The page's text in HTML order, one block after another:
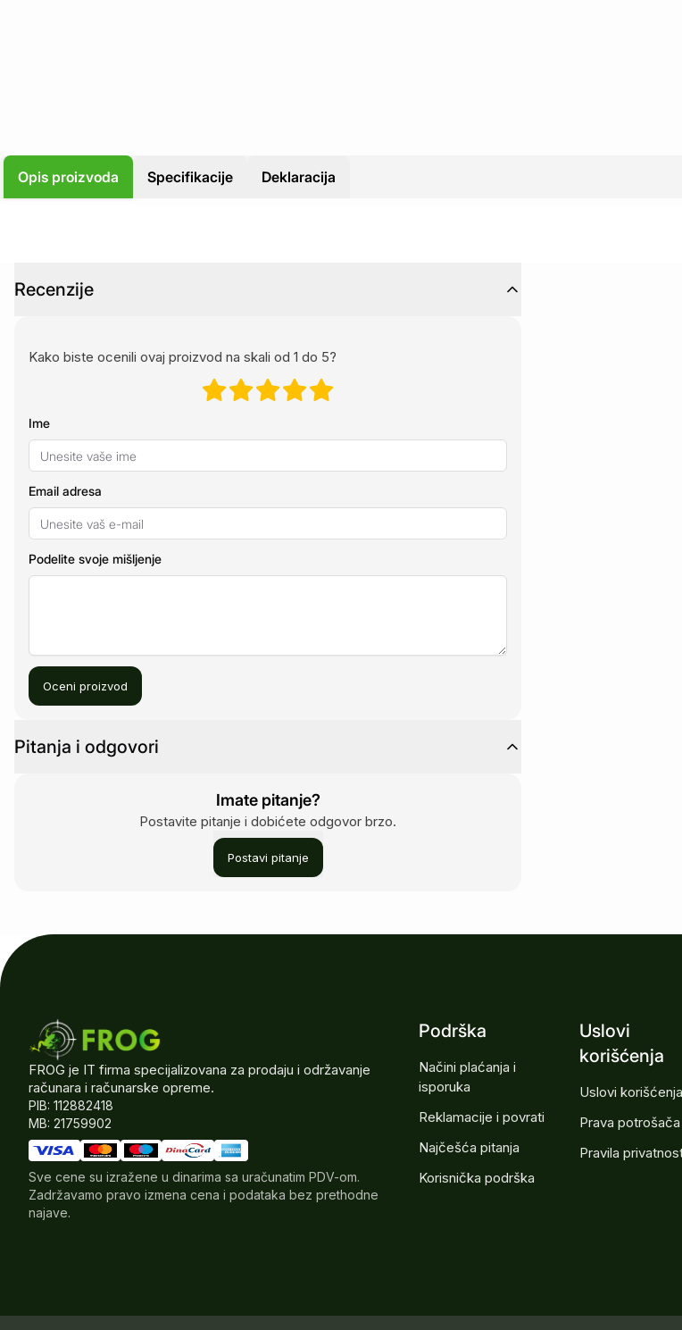
Opis proizvoda Specifikacije Deklaracija
Recenzije
Kako biste ocenili ovaj proizvod na skali od 1 do 5?
Ime
Email adresa
Podelite svoje mišljenje
Oceni proizvod
Pitanja i odgovori
Imate pitanje?
Postavite pitanje i dobićete odgovor brzo.
Postavi pitanje
FROG je IT firma specijalizovana za prodaju i održavanje
računara i računarske opreme.
PIB: 112882418
MB: 21759902
Sve cene su izražene u dinarima sa uračunatim PDV-om.
Zadržavamo pravo izmena cena i podataka bez prethodne
najave.
Podrška
Načini plaćanja i
isporuka
Reklamacije i povrati
Najčešća pitanja
Korisnička podrška
Uslovi
korišćenja
Uslovi korišćenja
Prava potrošača
Pravila